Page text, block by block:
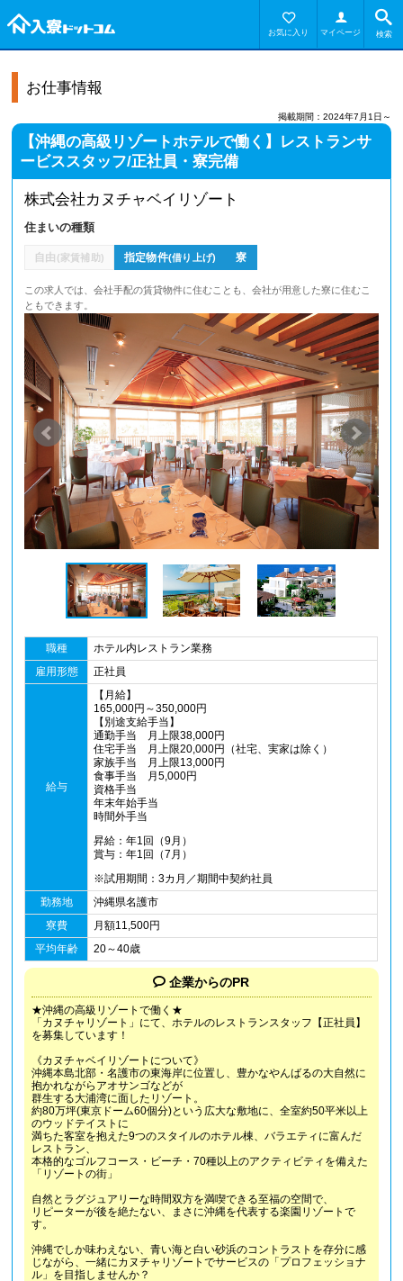
検索
マイページ
お気に入り
お仕事情報
掲載期間：2024年7月1日～
【沖縄の高級リゾートホテルで働く】レストランサ
ービススタッフ/正社員・寮完備
株式会社カヌチャベイリゾート
住まいの種類
自由 (家賃補助) 指定物件(借り上げ) 寮
この求人では、会社手配の賃貸物件に住むことも、会社が用意した寮に住むこ
ともできます。
職種 ホテル内レストラン業務
雇用形態 正社員
給与
【月給】
165,000円～350,000円
【別途支給手当】
通勤手当 月上限38,000円
住宅手当 月上限20,000円（社宅、実家は除く）
家族手当 月上限13,000円
食事手当 月5,000円
資格手当
年末年始手当
時間外手当
昇給：年1回（9月）
賞与：年1回（7月）
※試用期間：3カ月／期間中契約社員
勤務地 沖縄県名護市
寮費 月額11,500円
平均年齢 20～40歳
企業からのPR
★沖縄の高級リゾートで働く★
「カヌチャリゾート」にて、ホテルのレストランスタッフ【正社員】
を募集しています！
《カヌチャベイリゾートについて》
沖縄本島北部・名護市の東海岸に位置し、豊かなやんばるの大自然に
抱かれながらアオサンゴなどが
群生する大浦湾に面したリゾート。
約80万坪(東京ドーム60個分)という広大な敷地に、全室約50平米以上
のウッドテイストに
満ちた客室を抱えた9つのスタイルのホテル棟、バラエティに富んだ
レストラン、
本格的なゴルフコース・ビーチ・70種以上のアクティビティを備えた
「リゾートの街」
自然とラグジュアリーな時間双方を満喫できる至福の空間で、
リピーターが後を絶たない、まさに沖縄を代表する楽園リゾートで
す。
沖縄でしか味わえない、青い海と白い砂浜のコントラストを存分に感
じながら、一緒にカヌチャリゾートでサービスの「プロフェッショナ
ル」を目指しませんか？